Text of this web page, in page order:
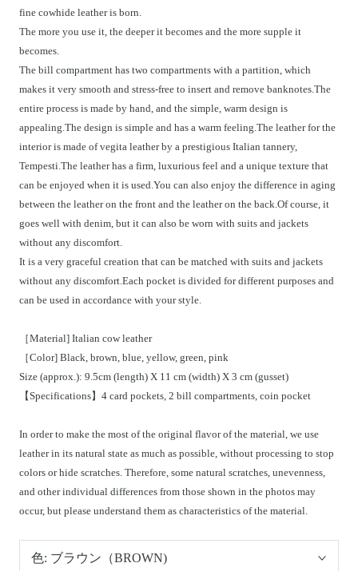
fine cowhide leather is born.
The more you use it, the deeper it becomes and the more supple it
becomes.
The bill compartment has two compartments with a partition, which
makes it very smooth and stress-free to insert and remove banknotes.The
entire process is made by hand, and the simple, warm design is
appealing.The design is simple and has a warm feeling.The leather for the
interior is made of vegita leather by a prestigious Italian tannery,
Tempesti.The leather has a firm, luxurious feel and a unique texture that
can be enjoyed when it is used.You can also enjoy the difference in aging
between the leather on the front and the leather on the back.Of course, it
goes well with denim, but it can also be worn with suits and jackets
without any discomfort.
It is a very graceful creation that can be matched with suits and jackets
without any discomfort.Each pocket is divided for different purposes and
can be used in accordance with your style.
［Material] Italian cow leather
［Color] Black, brown, blue, yellow, green, pink
Size (approx.): 9.5cm (length) X 11 cm (width) X 3 cm (gusset)
【Specifications】4 card pockets, 2 bill compartments, coin pocket
In order to make the most of the original flavor of the material, we use
leather in its natural state as much as possible, without processing to stop
colors or hide scratches. Therefore, some natural scratches, unevenness,
and other individual differences from those shown in the photos may
occur, but please understand them as characteristics of the material.
色: ブラウン（BROWN)